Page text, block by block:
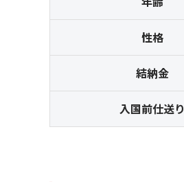
性格
結納金
入国前仕送り